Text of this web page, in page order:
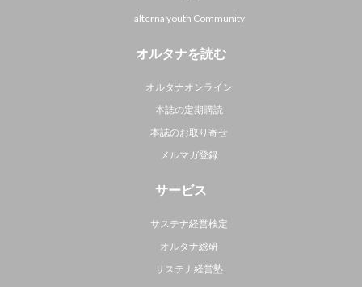
alterna youth Community
オルタナを読む
オルタナオンライン
本誌の定期購読
本誌のお取り寄せ
メルマガ登録
サービス
サステナ経営検定
オルタナ総研
サステナ経営塾